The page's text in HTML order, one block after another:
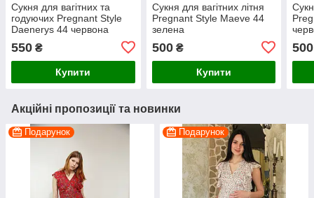
Сукня для вагітних та
годуючих Pregnant Style
Daenerys 44 червона
550 ₴
Купити
Сукня для вагітних літня
Pregnant Style Maeve 44
зелена
500₴
Купити
500
Акційні пропозиції та новинки
Подарунок Подарунок